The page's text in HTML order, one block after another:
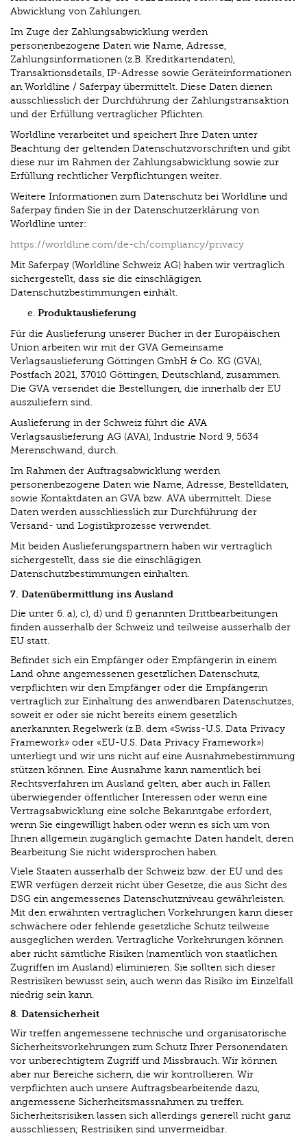
Abwicklung von Zahlungen.
Im Zuge der Zahlungsabwicklung werden
personenbezogene Daten wie Name, Adresse,
Zahlungsinformationen (z.B. Kreditkartendaten),
Transaktionsdetails, IP-Adresse sowie Geräteinformationen
an Worldline / Saferpay übermittelt. Diese Daten dienen
ausschliesslich der Durchführung der Zahlungstransaktion
und der Erfüllung vertraglicher Pflichten.
Worldline verarbeitet und speichert Ihre Daten unter
Beachtung der geltenden Datenschutzvorschriften und gibt
diese nur im Rahmen der Zahlungsabwicklung sowie zur
Erfüllung rechtlicher Verpflichtungen weiter.
Weitere Informationen zum Datenschutz bei Worldline und
Saferpay finden Sie in der Datenschutzerklärung von
Worldline unter:
https://worldline.com/de-ch/compliancy/privacy
Mit Saferpay (Worldline Schweiz AG) haben wir vertraglich
sichergestellt, dass sie die einschlägigen
Datenschutzbestimmungen einhält.
Produktauslieferung
Für die Auslieferung unserer Bücher in der Europäischen
Union arbeiten wir mit der GVA Gemeinsame
Verlagsauslieferung Göttingen GmbH & Co. KG (GVA),
Postfach 2021, 37010 Göttingen, Deutschland, zusammen.
Die GVA versendet die Bestellungen, die innerhalb der EU
auszuliefern sind.
Auslieferung in der Schweiz führt die AVA
Verlagsauslieferung AG (AVA), Industrie Nord 9, 5634
Merenschwand, durch.
Im Rahmen der Auftragsabwicklung werden
personenbezogene Daten wie Name, Adresse, Bestelldaten,
sowie Kontaktdaten an GVA bzw. AVA übermittelt. Diese
Daten werden ausschliesslich zur Durchführung der
Versand- und Logistikprozesse verwendet.
Mit beiden Auslieferungspartnern haben wir vertraglich
sichergestellt, dass sie die einschlägigen
Datenschutzbestimmungen einhalten.
7. Datenübermittlung ins Ausland
Die unter 6. a), c), d) und f) genannten Drittbearbeitungen
finden ausserhalb der Schweiz und teilweise ausserhalb der
EU statt.
Befindet sich ein Empfänger oder Empfängerin in einem
Land ohne angemessenen gesetzlichen Datenschutz,
verpflichten wir den Empfänger oder die Empfängerin
vertraglich zur Einhaltung des anwendbaren Datenschutzes,
soweit er oder sie nicht bereits einem gesetzlich
anerkannten Regelwerk (z.B. dem «Swiss-U.S. Data Privacy
Framework» oder «EU-U.S. Data Privacy Framework»)
unterliegt und wir uns nicht auf eine Ausnahmebestimmung
stützen können. Eine Ausnahme kann namentlich bei
Rechtsverfahren im Ausland gelten, aber auch in Fällen
überwiegender öffentlicher Interessen oder wenn eine
Vertragsabwicklung eine solche Bekanntgabe erfordert,
wenn Sie eingewilligt haben oder wenn es sich um von
Ihnen allgemein zugänglich gemachte Daten handelt, deren
Bearbeitung Sie nicht widersprochen haben.
Viele Staaten ausserhalb der Schweiz bzw. der EU und des
EWR verfügen derzeit nicht über Gesetze, die aus Sicht des
DSG ein angemessenes Datenschutzniveau gewährleisten.
Mit den erwähnten vertraglichen Vorkehrungen kann dieser
schwächere oder fehlende gesetzliche Schutz teilweise
ausgeglichen werden. Vertragliche Vorkehrungen können
aber nicht sämtliche Risiken (namentlich von staatlichen
Zugriffen im Ausland) eliminieren. Sie sollten sich dieser
Restrisiken bewusst sein, auch wenn das Risiko im Einzelfall
niedrig sein kann.
8. Datensicherheit
Wir treffen angemessene technische und organisatorische
Sicherheitsvorkehrungen zum Schutz Ihrer Personendaten
vor unberechtigtem Zugriff und Missbrauch. Wir können
aber nur Bereiche sichern, die wir kontrollieren. Wir
verpflichten auch unsere Auftragsbearbeitende dazu,
angemessene Sicherheitsmassnahmen zu treffen.
Sicherheitsrisiken lassen sich allerdings generell nicht ganz
ausschliessen; Restrisiken sind unvermeidbar.